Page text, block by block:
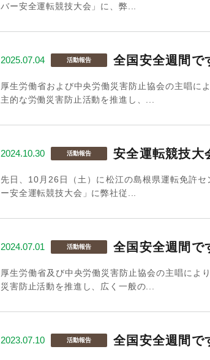
バー安全運転競技大会」に、弊...
2025.07.04 活動報告 全国安全週間で
厚生労働省および中央労働災害防止協会の主唱に
主的な労働災害防止活動を推進し、...
2024.10.30 活動報告 安全運転競技大
先日、10月26日（土）に松江の島根県運転免許
ー安全運転競技大会」に弊社従...
2024.07.01 活動報告 全国安全週間で
厚生労働省及び中央労働災害防止協会の主唱によ
災害防止活動を推進し、広く一般の...
2023.07.10 活動報告 全国安全週間で